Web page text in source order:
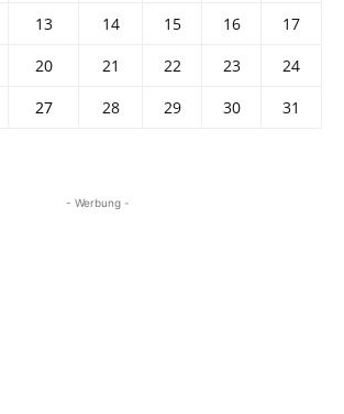
13 14 15 16
17
20 21 22 23
24
27 28 29 30
31
- Werbung -